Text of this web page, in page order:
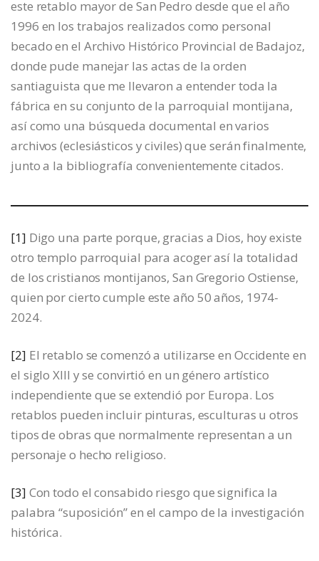
este retablo mayor de San Pedro desde que el año
1996 en los trabajos realizados como personal
becado en el Archivo Histórico Provincial de Badajoz,
donde pude manejar las actas de la orden
santiaguista que me llevaron a entender toda la
fábrica en su conjunto de la parroquial montijana,
así como una búsqueda documental en varios
archivos (eclesiásticos y civiles) que serán finalmente,
junto a la bibliografía convenientemente citados.
[1] Digo una parte porque, gracias a Dios, hoy existe
otro templo parroquial para acoger así la totalidad
de los cristianos montijanos, San Gregorio Ostiense,
quien por cierto cumple este año 50 años, 1974-
2024.
[2] El retablo se comenzó a utilizarse en Occidente en
el siglo XIII y se convirtió en un género artístico
independiente que se extendió por Europa. Los
retablos pueden incluir pinturas, esculturas u otros
tipos de obras que normalmente representan a un
personaje o hecho religioso.
[3] Con todo el consabido riesgo que significa la
palabra “suposición” en el campo de la investigación
histórica.